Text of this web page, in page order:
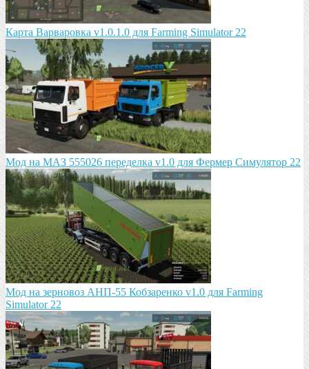
Карта Варваровка v1.0.1.0 для Farming Simulator 22
Мод на МАЗ 555026 пeрeдeлка v1.0 для Фермер Симулятор 22
Мод на зeрновоз АНП-55 Кобзарeнко v1.0 для Farming
Simulator 22